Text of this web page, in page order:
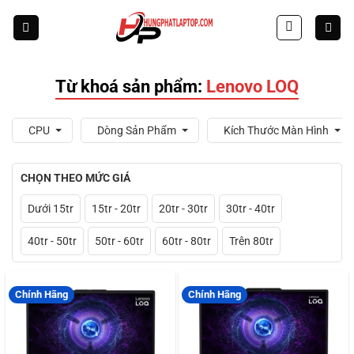
Từ khoá sản phẩm: Lenovo LOQ
CPU Dòng Sản Phẩm Kích Thước Màn Hình
CHỌN THEO MỨC GIÁ
Dưới 15tr 15tr - 20tr 20tr - 30tr 30tr - 40tr
40tr - 50tr 50tr - 60tr 60tr - 80tr Trên 80tr
Chính Hãng Chính Hãng